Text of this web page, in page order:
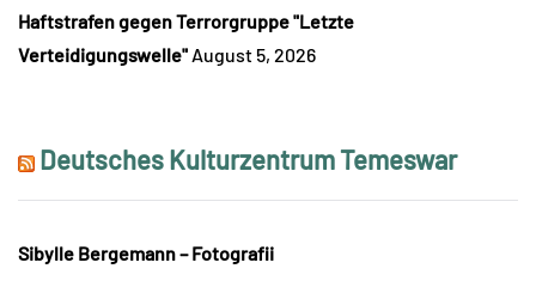
Haftstrafen gegen Terrorgruppe "Letzte
Verteidigungswelle" August 5, 2026
Deutsches Kulturzentrum Temeswar
Sibylle Bergemann – Fotografii